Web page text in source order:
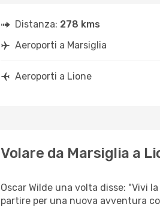
Distanza: 278 kms
Aeroporti a Marsiglia
Aeroporti a Lione
Volare da Marsiglia a
Oscar Wilde una volta disse: "Vivi
partire per una nuova avventura